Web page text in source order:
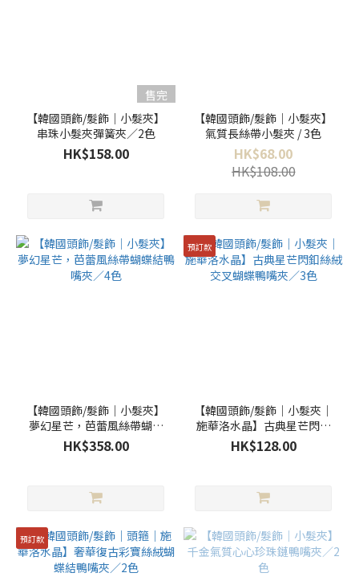
售完
【韓國頭飾/髮飾｜小髮夾】
串珠小髮夾彈簧夾／2色
HK$158.00
【韓國頭飾/髮飾｜小髮夾】
氣質長絲帶小髮夾 / 3色
HK$68.00
HK$108.00
【韓國頭飾/髮飾｜小髮夾】
夢幻星芒，芭蕾風絲帶蝴蝶
結鴨嘴夾／4色
HK$358.00
預訂款
【韓國頭飾/髮飾｜小髮夾｜
施華洛水晶】古典星芒閃釦
絲絨交叉蝴蝶鴨嘴夾／3色
HK$128.00
預訂款